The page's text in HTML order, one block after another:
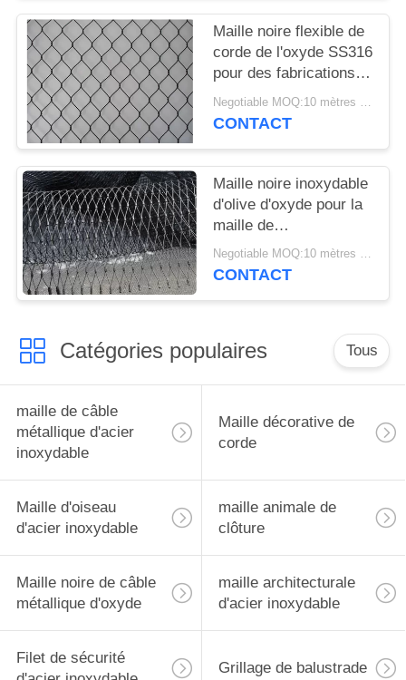
Maille noire flexible de
corde de l'oxyde SS316
pour des fabrications
de volière de singe et
d'oiseau
Negotiable MOQ:10 mètres carrés
CONTACT
Maille noire inoxydable
d'olive d'oxyde pour la
maille de
zoo/installation de
balustrade/fabrication
Negotiable MOQ:10 mètres carrés
CONTACT
Catégories populaires Tous
maille de câble
métallique d'acier
inoxydable
Maille décorative de
corde
Maille d'oiseau
d'acier inoxydable
maille animale de
clôture
Maille noire de câble
métallique d'oxyde
maille architecturale
d'acier inoxydable
Filet de sécurité
Grillage de balustrade